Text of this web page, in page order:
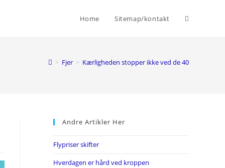
Home Sitemap/kontakt Toggle
> Fjer > Kærligheden stopper ikke ved de 40
Andre Artikler Her
Flypriser skifter
Hverdagen er hård ved kroppen